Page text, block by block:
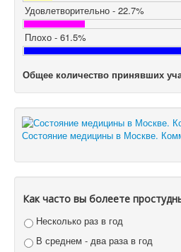
Удовлетворительно - 22.7%
Плохо - 61.5%
Общее количество принявших
Состояние медицины в Москве.
Как часто вы болеете
Несколько раз в год
В среднем - два раза в год